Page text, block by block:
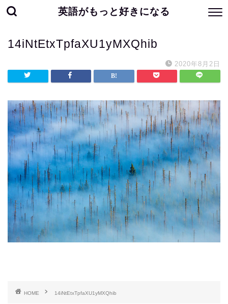
英語がもっと好きになる
14iNtEtxTpfaXU1yMXQhib
2020年8月2日
HOME 14iNtEtxTpfaXU1yMXQhib